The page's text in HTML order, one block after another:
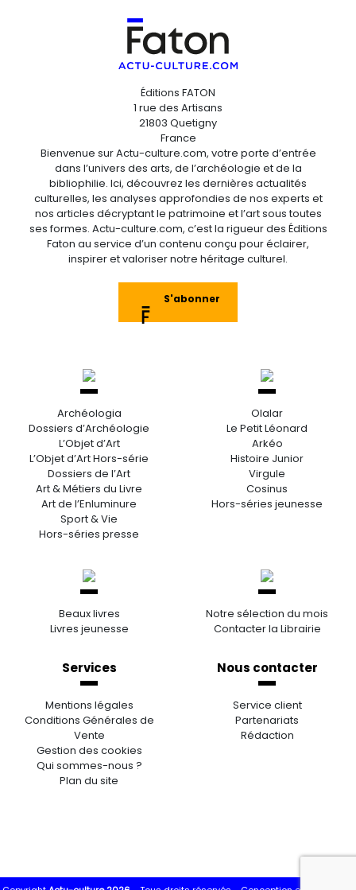
Éditions FATON
1 rue des Artisans
21803 Quetigny
France
Bienvenue sur Actu-culture.com, votre porte d’entrée
dans l’univers des arts, de l’archéologie et de la
bibliophilie. Ici, découvrez les dernières actualités
culturelles, les analyses approfondies de nos experts et
nos articles décryptant le patrimoine et l’art sous toutes
ses formes. Actu-culture.com, c’est la rigueur des Éditions
Faton au service d’un contenu conçu pour éclairer,
inspirer et valoriser notre héritage culturel.
S'abonner
Archéologia
Dossiers d’Archéologie
L’Objet d’Art
L’Objet d’Art Hors-série
Dossiers de l’Art
Art & Métiers du Livre
Art de l’Enluminure
Sport & Vie
Hors-séries presse
Olalar
Le Petit Léonard
Arkéo
Histoire Junior
Virgule
Cosinus
Hors-séries jeunesse
Beaux livres
Livres jeunesse
Notre sélection du mois
Contacter la Librairie
Services
Mentions légales
Conditions Générales de
Vente
Gestion des cookies
Qui sommes-nous ?
Plan du site
Nous contacter
Service client
Partenariats
Rédaction